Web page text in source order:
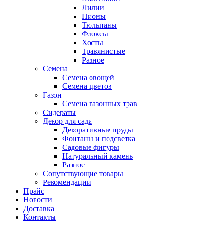
Лилии
Пионы
Тюльпаны
Флоксы
Хосты
Травянистые
Разное
Семена
Семена овощей
Семена цветов
Газон
Семена газонных трав
Сидераты
Декор для сада
Декоративные пруды
Фонтаны и подсветка
Садовые фигуры
Натуральный камень
Разное
Сопутствующие товары
Рекомендации
Прайс
Новости
Доставка
Контакты